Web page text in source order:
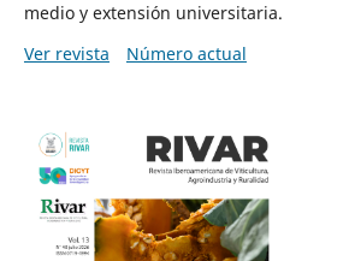
medio y extensión universitaria.
Ver revista
Número actual